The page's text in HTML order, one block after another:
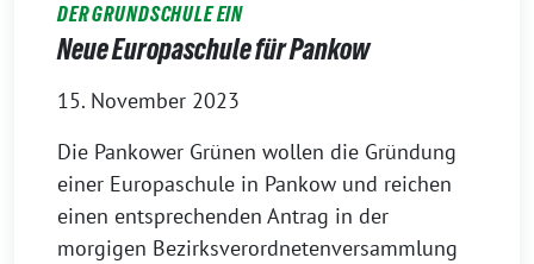
DER GRUNDSCHULE EIN
Neue Europaschule für Pankow
15. November 2023
Die Pankower Grünen wollen die Gründung
einer Europaschule in Pankow und reichen
einen entsprechenden Antrag in der
morgigen Bezirksverordnetenversammlung